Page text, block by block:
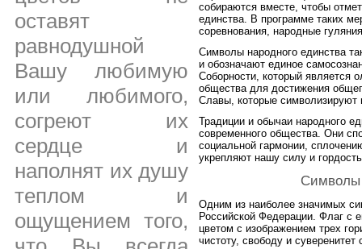
оставят
равнодушной
Вашу любимую
или любимого,
согреют их
сердце и
наполнят их душу
теплом и
ощущением того,
собираются вместе, чтобы
единства. В программе таких
соревнования, народные
Символы народного единства
и обозначают единое
Соборности, который является
общества для достижения
Славы, которые символизируют
Традиции и обычаи народного
современного общества. Они
социальной гармонии,
укрепляют нашу силу и
Символы
Одним из наиболее значимых
Российской Федерации. Флаг с
цветом с изображением трех
чистоту, свободу и